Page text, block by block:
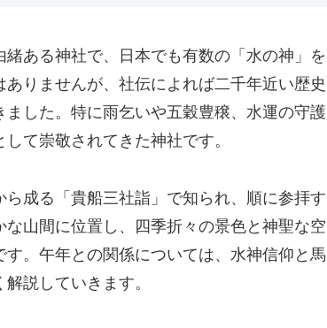
ある神社で、日本でも有数の「水の神」を
りませんが、社伝によれば二千年近い歴史
した。特に雨乞いや五穀豊穣、水運の守護
て崇敬されてきた神社です。
成る「貴船三社詣」で知られ、順に参拝す
山間に位置し、四季折々の景色と神聖な空
。午年との関係については、水神信仰と馬
説していきます。